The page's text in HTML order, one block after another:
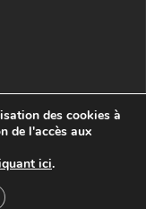
des cookies à
de l'accès aux
ici.